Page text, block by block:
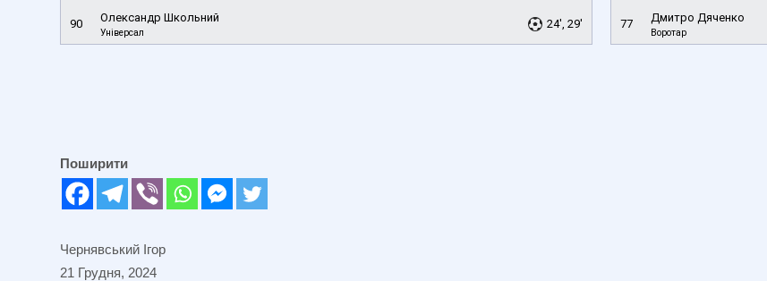
90 Олександр Школьний
Універсал
24', 29' 77 Дмитро Дяченко
Воротар
Поширити
Чернявський Ігор
21 Грудня, 2024